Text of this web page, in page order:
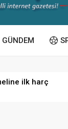
GÜNDEM
ilk harç